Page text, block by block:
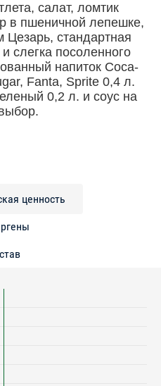
салат, ломтик
в пшеничной лепешке,
Цезарь, стандартная
слегка посоленного
напиток Coca-
Fanta, Sprite 0,4 л.
0,2 л. и соус на
ценность